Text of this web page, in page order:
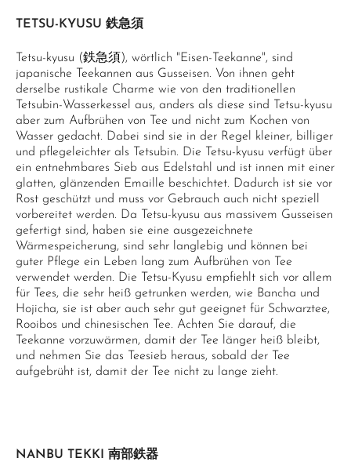
TETSU-KYUSU 鉄急須
Tetsu-kyusu (鉄急須), wörtlich "Eisen-Teekanne", sind
japanische Teekannen aus Gusseisen. Von ihnen geht
derselbe rustikale Charme wie von den traditionellen
Tetsubin-Wasserkessel aus, anders als diese sind Tetsu-kyusu
aber zum Aufbrühen von Tee und nicht zum Kochen von
Wasser gedacht. Dabei sind sie in der Regel kleiner, billiger
und pflegeleichter als Tetsubin. Die Tetsu-kyusu verfügt über
ein entnehmbares Sieb aus Edelstahl und ist innen mit einer
glatten, glänzenden Emaille beschichtet. Dadurch ist sie vor
Rost geschützt und muss vor Gebrauch auch nicht speziell
vorbereitet werden. Da Tetsu-kyusu aus massivem Gusseisen
gefertigt sind, haben sie eine ausgezeichnete
Wärmespeicherung, sind sehr langlebig und können bei
guter Pflege ein Leben lang zum Aufbrühen von Tee
verwendet werden. Die Tetsu-Kyusu empfiehlt sich vor allem
für Tees, die sehr heiß getrunken werden, wie Bancha und
Hojicha, sie ist aber auch sehr gut geeignet für Schwarztee,
Rooibos und chinesischen Tee. Achten Sie darauf, die
Teekanne vorzuwärmen, damit der Tee länger heiß bleibt,
und nehmen Sie das Teesieb heraus, sobald der Tee
aufgebrüht ist, damit der Tee nicht zu lange zieht.
NANBU TEKKI 南部鉄器